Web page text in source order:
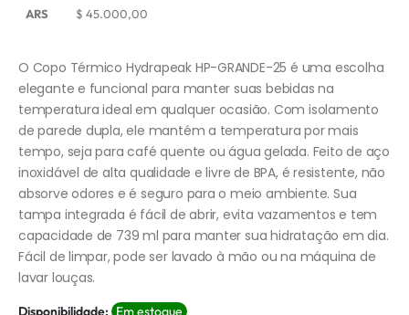
ARS $ 45.000,00
O Copo Térmico Hydrapeak HP-GRANDE-25 é uma escolha
elegante e funcional para manter suas bebidas na
temperatura ideal em qualquer ocasião. Com isolamento
de parede dupla, ele mantém a temperatura por mais
tempo, seja para café quente ou água gelada. Feito de aço
inoxidável de alta qualidade e livre de BPA, é resistente, não
absorve odores e é seguro para o meio ambiente. Sua
tampa integrada é fácil de abrir, evita vazamentos e tem
capacidade de 739 ml para manter sua hidratação em dia.
Fácil de limpar, pode ser lavado à mão ou na máquina de
lavar louças.
Disponibilidade: Em estoque